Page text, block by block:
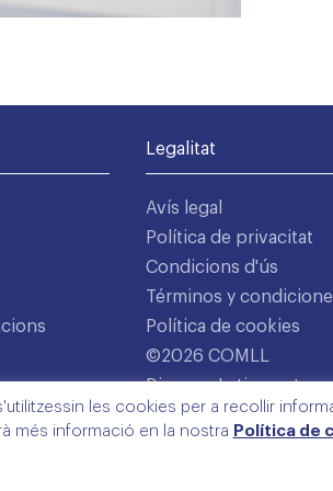
Legalitat
Avís legal
Política de privacitat
Condicions d'ús
Términos y
Política de cookies
©2026 COMLL
Disseny: Latipo.cat
les cookies per a recollir
més informació en la nostra Política de